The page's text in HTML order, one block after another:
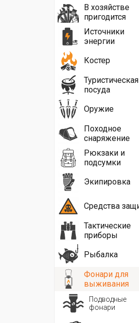
В хозяйстве
пригодится
Источники
энергии
Костер
Туристическая
посуда
Оружие
Походное
снаряжение
Рюкзаки и
подсумки
Экипировка
Средства
Тактические
приборы
Рыбалка
Фонари для
выживания
Подводные
фонари